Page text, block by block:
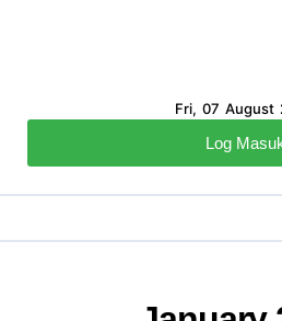
Log
Fri, 07 August